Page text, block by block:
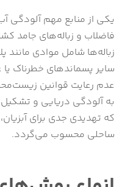
یکی از منابع مهم آلودگی
فاضلاب و زباله‌های جامد
زباله‌ها شامل موادی مانند
سایر پسماندهای خطرناک
عدم رعایت قوانین
به آلودگی دریایی و
که تهدیدی جدی برای
ساحلی محسوب می‌گردد.